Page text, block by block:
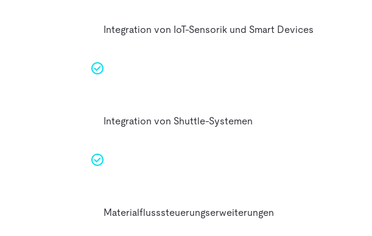
Integration von IoT-Sensorik und Smart Devices
Integration von Shuttle-Systemen
Materialflusssteuerungserweiterungen